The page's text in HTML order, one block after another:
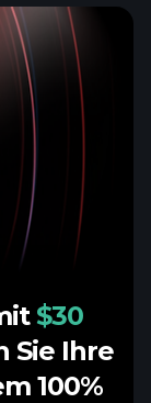
$30
Sie Ihre
100%